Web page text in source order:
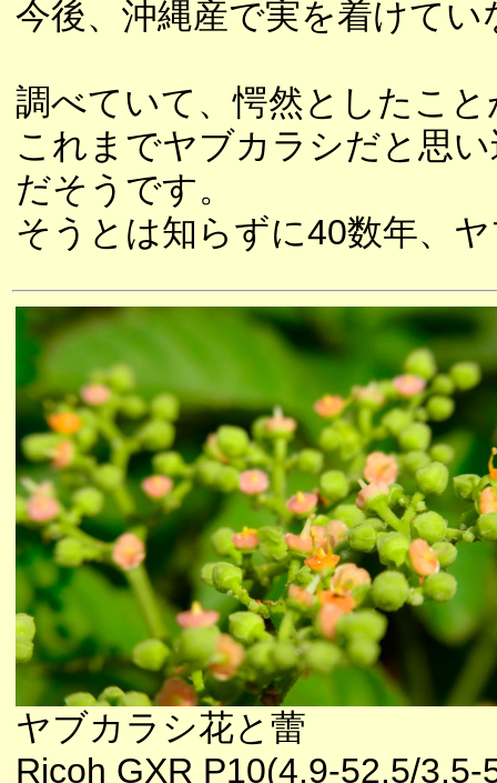
今後、沖縄産で実を着けて
調べていて、愕然としたこと
これまでヤブカラシだと思
だそうです。
そうとは知らずに40数年、
ヤブカラシ花と蕾
Ricoh GXR P10(4.9-52.5/3.5-